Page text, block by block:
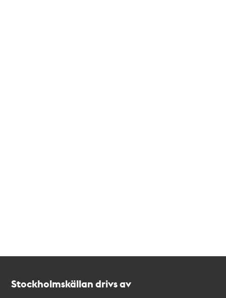
Stockholmskällan drivs av